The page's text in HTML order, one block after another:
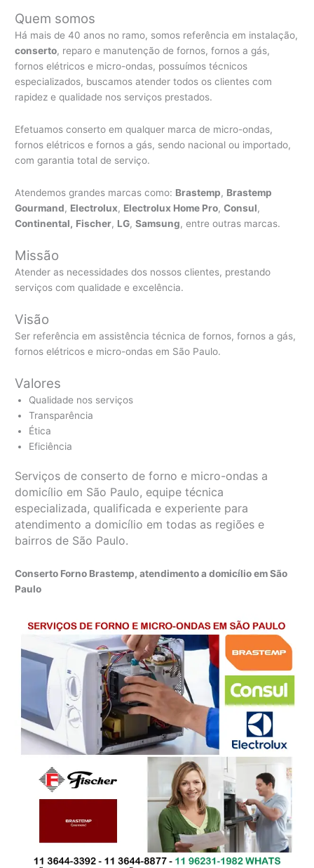
Quem somos
Há mais de 40 anos no ramo, somos referência em instalação,
conserto, reparo e manutenção de fornos, fornos a gás,
fornos elétricos e micro-ondas, possuímos técnicos
especializados, buscamos atender todos os clientes com
rapidez e qualidade nos serviços prestados.
Efetuamos conserto em qualquer marca de micro-ondas,
fornos elétricos e fornos a gás, sendo nacional ou importado,
com garantia total de serviço.
Atendemos grandes marcas como: Brastemp, Brastemp
Gourmand, Electrolux, Electrolux Home Pro,Consul,
Continental, Fischer, LG,Samsung, entre outras marcas.
Missão
Atender as necessidades dos nossos clientes, prestando
serviços com qualidade e excelência.
Visão
Ser referência em assistência técnica de fornos, fornos a gás,
fornos elétricos e micro-ondas em São Paulo.
Valores
Qualidade nos serviços
Transparência
Ética
Eficiência
Serviços de conserto de forno e micro-ondas a
domicílio em São Paulo, equipe técnica
especializada, qualificada e experiente para
atendimento a domicílio em todas as regiões e
bairros de São Paulo.
Conserto Forno Brastemp, atendimento a domicílio em São
Paulo